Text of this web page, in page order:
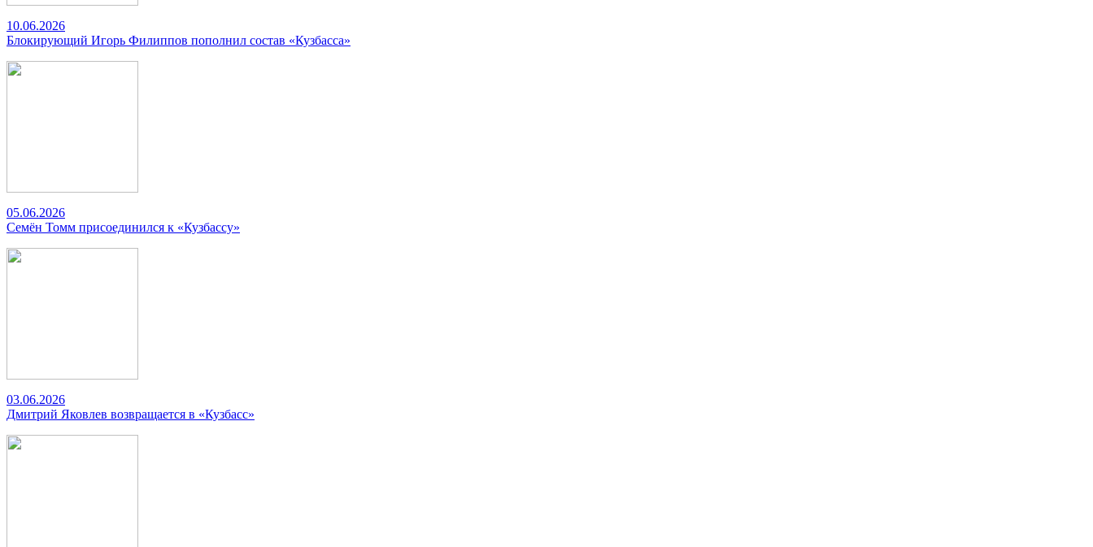
10.06.2026
Блокирующий Игорь Филиппов пополнил состав «Кузбасса»
05.06.2026
Семён Томм присоединился к «Кузбассу»
03.06.2026
Дмитрий Яковлев возвращается в «Кузбасс»